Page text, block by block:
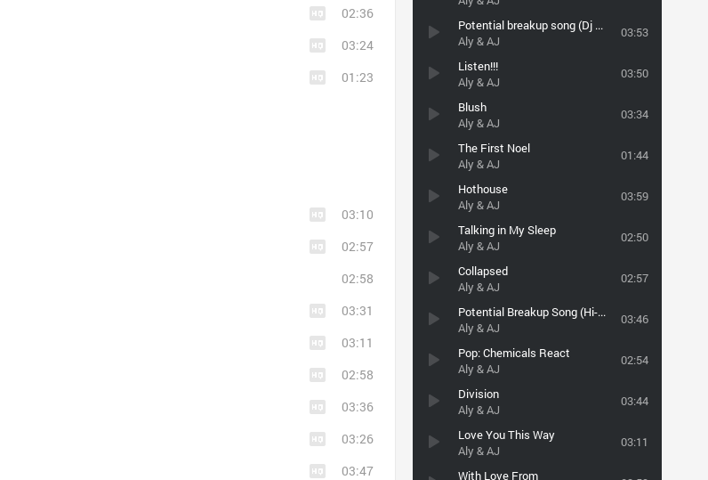
Potential breakup song (Dj WooGy remix)
Aly & AJ
03:53
Listen!!!
Aly & AJ
03:50
Blush
Aly & AJ
03:34
The First Noel
Aly & AJ
01:44
Hothouse
Aly & AJ
03:59
Talking in My Sleep
Aly & AJ
02:50
Collapsed
Aly & AJ
02:57
Potential Breakup Song (Hi-Grand UP Remix Radio Edit)
Aly & AJ
03:46
Pop: Chemicals React
Aly & AJ
02:54
Division
Aly & AJ
03:44
Love You This Way
Aly & AJ
03:11
With Love From
02:36
03:24
01:23
03:10
02:57
02:58
03:31
03:11
02:58
03:36
03:26
03:47